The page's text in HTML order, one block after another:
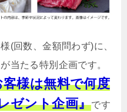
(回数、金額問わず)に、
当たる特別企画です。
様は無料で何度
ゼント企画』です